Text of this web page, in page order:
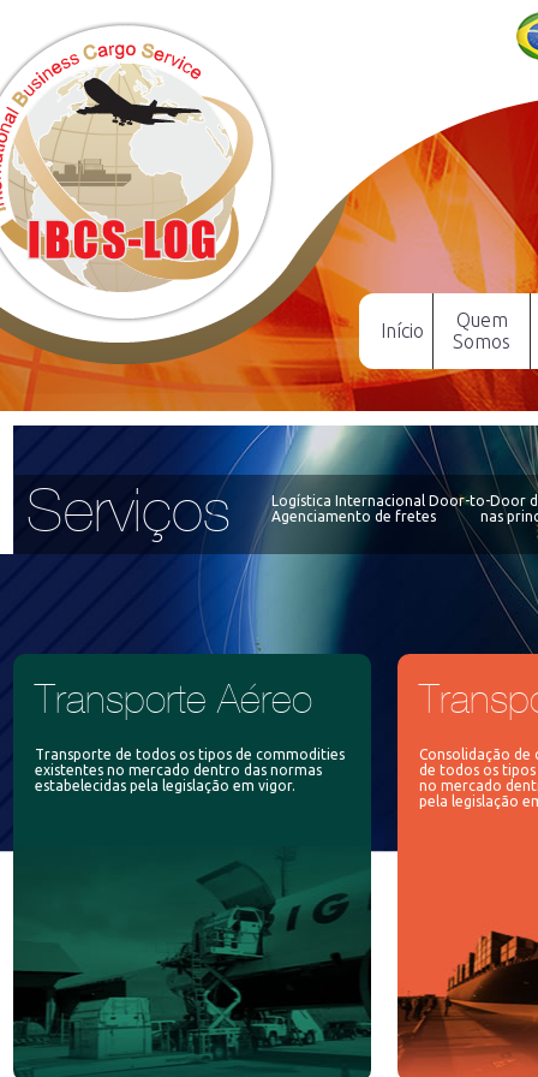
Início
Quem
Somos
Serviços
Logística Internacional Door-to-Door
Agenciamento de fretes
nas
Transporte Aéreo
Transporte de todos os tipos de commodities
existentes no mercado dentro das normas
estabelecidas pela legislação em vigor.
Consolidação de
de todos os
no mercado
pela legislação